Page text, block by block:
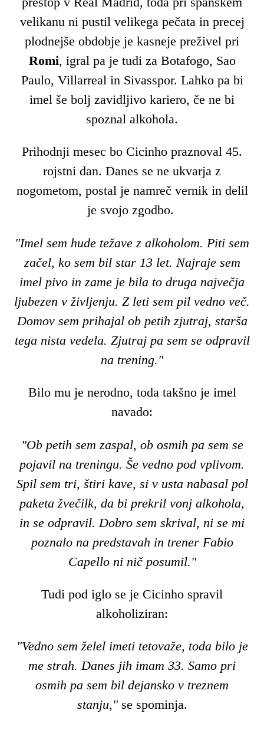
velikanu ni pustil velikega pečata in precej
plodnejše obdobje je kasneje preživel pri
Romi, igral pa je tudi za Botafogo, Sao
Paulo, Villarreal in Sivasspor. Lahko pa bi
imel še bolj zavidljivo kariero, če ne bi
spoznal alkohola.
Prihodnji mesec bo Cicinho praznoval 45.
rojstni dan. Danes se ne ukvarja z
nogometom, postal je namreč vernik in delil
je svojo zgodbo.
"Imel sem hude težave z alkoholom. Piti sem
začel, ko sem bil star 13 let. Najraje sem
imel pivo in zame je bila to druga največja
ljubezen v življenju. Z leti sem pil vedno več.
Domov sem prihajal ob petih zjutraj, starša
tega nista vedela. Zjutraj pa sem se odpravil
na trening."
Bilo mu je nerodno, toda takšno je imel
navado:
"Ob petih sem zaspal, ob osmih pa sem se
pojavil na treningu. Še vedno pod vplivom.
Spil sem tri, štiri kave, si v usta nabasal pol
paketa žvečilk, da bi prekril vonj alkohola,
in se odpravil. Dobro sem skrival, ni se mi
poznalo na predstavah in trener Fabio
Capello ni nič posumil."
Tudi pod iglo se je Cicinho spravil
alkoholiziran:
"Vedno sem želel imeti tetovaže, toda bilo je
me strah. Danes jih imam 33. Samo pri
osmih pa sem bil dejansko v treznem
stanju,"se spominja.